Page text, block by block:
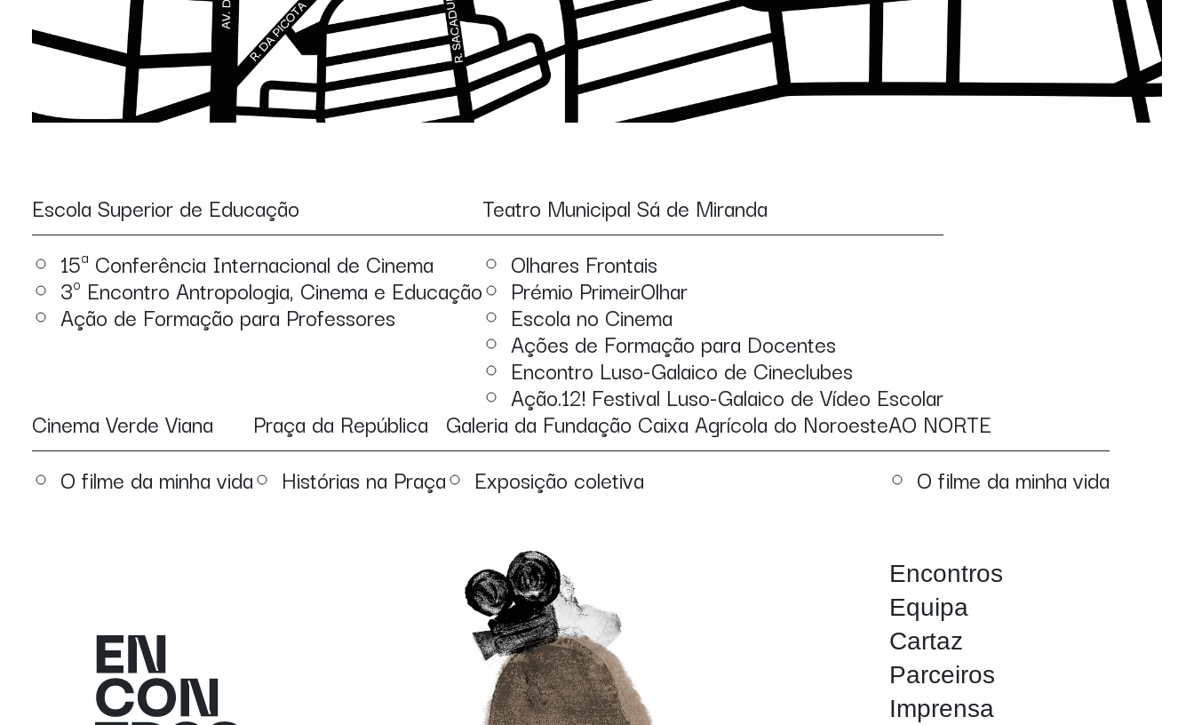
Escola Superior de Educação
15ª Conferência Internacional de Cinema
3º Encontro Antropologia, Cinema e Educação
Ação de Formação para Professores
Teatro Municipal Sá de Miranda
Olhares Frontais
Prémio PrimeirOlhar
Escola no Cinema
Ações de Formação para Docentes
Encontro Luso-Galaico de Cineclubes
Ação.12! Festival Luso-Galaico de Vídeo Escolar
Cinema Verde Viana
O filme da minha vida
Praça da República
Histórias na Praça
Galeria da Fundação Caixa Agrícola do Noroeste
Exposição coletiva
AO NORTE
O filme da minha vida
Encontros
Equipa
Cartaz
Parceiros
Imprensa